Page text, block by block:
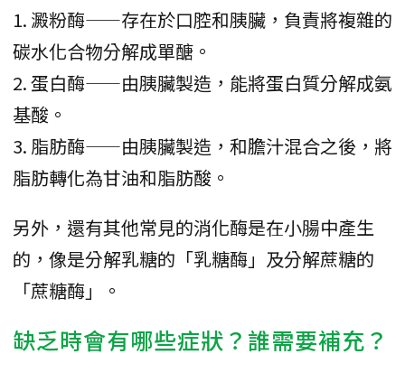
1. 澱粉酶——存在於口腔和胰臟，負責將複雜的
碳水化合物分解成單醣。
2. 蛋白酶——由胰臟製造，能將蛋白質分解成氨
基酸。
3. 脂肪酶——由胰臟製造，和膽汁混合之後，將
脂肪轉化為甘油和脂肪酸。
另外，還有其他常見的消化酶是在小腸中產生
的，像是分解乳糖的「乳糖酶」及分解蔗糖的
「蔗糖酶」。
缺乏時會有哪些症狀？誰需要補充？